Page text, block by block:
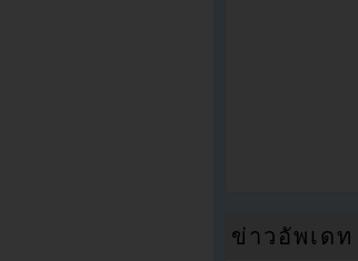
ข่าวอัพเดท